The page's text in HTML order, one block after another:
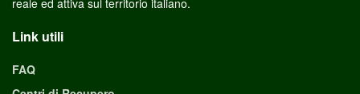
Link utili
FAQ